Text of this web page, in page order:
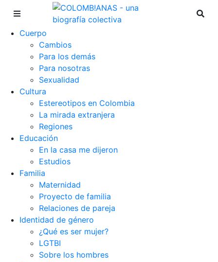
Cuerpo
Cambios
Para los demás
Para nosotras
Sexualidad
Cultura
Estereotipos en Colombia
La mirada extranjera
Regiones
Educación
En la casa me dijeron
Estudios
Familia
Maternidad
Proyecto de familia
Relaciones de pareja
Identidad de género
¿Qué es ser mujer?
LGTBI
Sobre los hombres